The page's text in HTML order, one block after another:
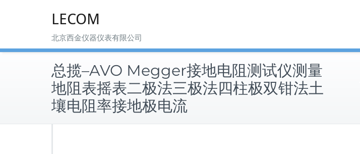
LECOM
北京西金仪器仪表有限公司
总揽–AVO Megger接地电阻测试仪测量
地阻表摇表二极法三极法四柱极双钳法土
壤电阻率接地极电流